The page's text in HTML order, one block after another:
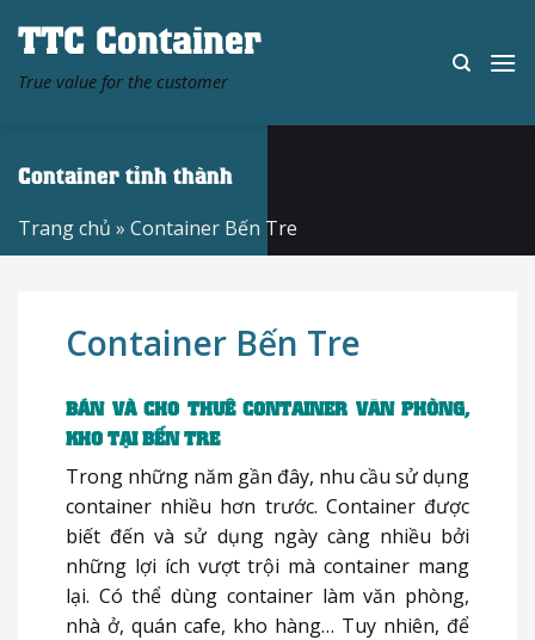
content
TTC Container
True value for the customer
Container tỉnh thành
Trang chủ » Container Bến Tre
Container Bến Tre
BÁN VÀ CHO THUÊ CONTAINER VĂN PHÒNG,
KHO TẠI BẾN TRE
Trong những năm gần đây, nhu cầu sử dụng
container nhiều hơn trước. Container được
biết đến và sử dụng ngày càng nhiều bởi
những lợi ích vượt trội mà container mang
lại. Có thể dùng container làm văn phòng,
nhà ở, quán cafe, kho hàng… Tuy nhiên, để